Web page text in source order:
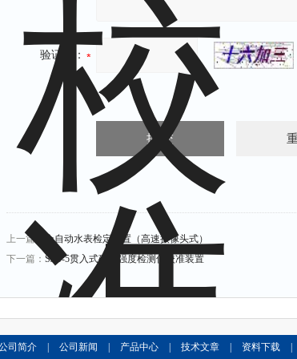
验证码：
上一篇：
全自动水表检定装置（高速摄像头式）
下一篇： SJG-5贯入式砂浆强度检测仪校准装置
司简介 公司新闻 产品中心 技术文章 资料下载